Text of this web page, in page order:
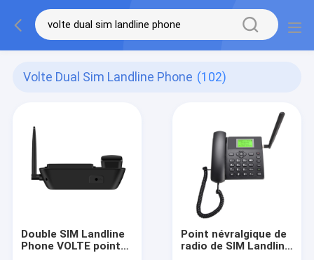
Volte Dual Sim Landline Phone (102)
Double SIM Landline
Phone VOLTE point
Point névralgique de
radio de SIM Landline